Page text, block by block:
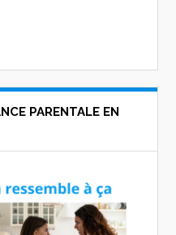
PARENTALE EN